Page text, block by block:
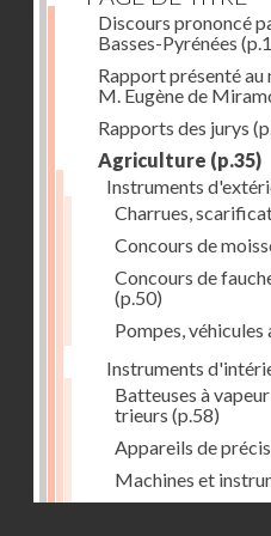
Discours prononcé
Basses-Pyrénées
Rapport présenté au
M. Eugène de
Rapports des jurys
Agriculture (p.35)
Instruments
Charrues,
Concours de
Concours de
(p.50)
Pompes, véhicules
Instruments
Batteuses à
trieurs (p.58)
Appareils de
Machines et